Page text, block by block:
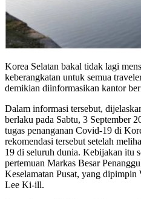
Korea Selatan bakal tidak lagi
keberangkatan untuk semua
demikian diinformasikan kantor
Dalam informasi tersebut,
berlaku pada Sabtu, 3 September
tugas penanganan Covid-19 di
rekomendasi tersebut setelah
19 di seluruh dunia. Kebijakan itu
pertemuan Markas Besar
Keselamatan Pusat, yang
Lee Ki-ill.